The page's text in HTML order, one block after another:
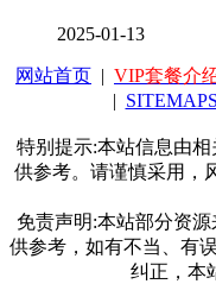
2025-01-13
网站首页 | VIP套餐介
| SITEMAPS
特别提示:本站信息由
供参考。请谨慎采用，
免责声明:本站部分资
供参考，如有不当、有
纠正，本